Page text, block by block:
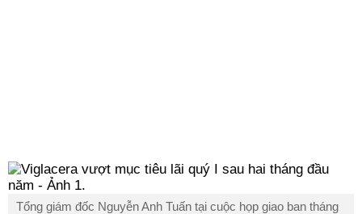
Tổng giám đốc Nguyễn Anh Tuấn tại cuộc họp giao ban tháng